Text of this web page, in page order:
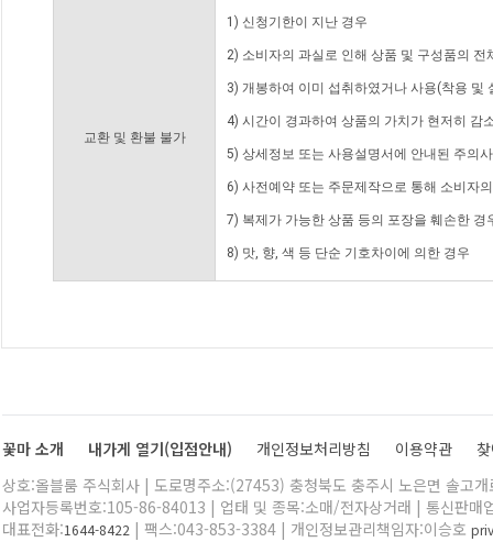
교환 및 환불 불가
1) 신청기한이 지난 경우
2) 소비자의 과실로 인해 상품 및 구성품의
3) 개봉하여 이미 섭취하였거나 사용(착용 및
4) 시간이 경과하여 상품의 가치가 현저히 감
5) 상세정보 또는 사용설명서에 안내된 주의
6) 사전예약 또는 주문제작으로 통해 소비자
7) 복제가 가능한 상품 등의 포장을 훼손한 경
8) 맛, 향, 색 등 단순 기호차이에 의한 경우
꽃마 소개 내가게 열기(입점안내) 개인정보처리방침 이용약관
상호:올블룸 주식회사 | 도로명주소:(27453) 충청북도 충주시 노은면 솔고
사업자등록번호:105-86-84013 | 업태 및 종목:소매/전자상거래 | 통신판매
대표전화:1644-8422 | 팩스:043-853-3384 | 개인정보관리책임자:이승호